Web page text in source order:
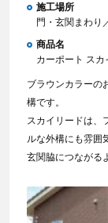
施工場所
門・玄関まわり
商品名
カーポート スカ
ブラウンカラーの
構です。
スカイリードは、
ルな外構にも雰囲
玄関脇につながる